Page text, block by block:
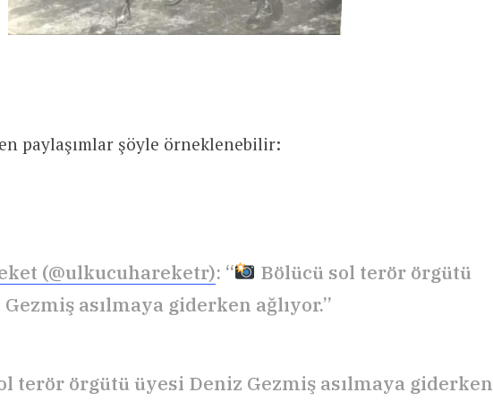
paylaşımlar şöyle örneklenebilir:
(@ulkucuhareketr): “
Bölücü sol terör örgütü
asılmaya giderken ağlıyor.”
terör örgütü üyesi Deniz Gezmiş asılmaya giderken